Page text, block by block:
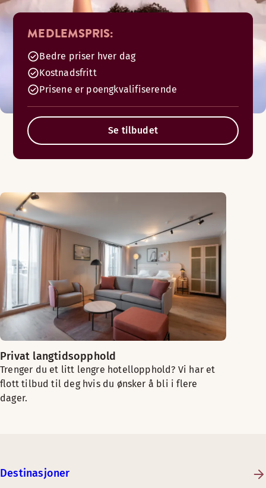
MEDLEMSPRIS:
Bedre priser hver dag
Kostnadsfritt
Prisene er poengkvalifiserende
Se tilbudet
Privat langtidsopphold
Trenger du et litt lengre hotellopphold? Vi har et
flott tilbud til deg hvis du ønsker å bli i flere
dager.
Destinasjoner